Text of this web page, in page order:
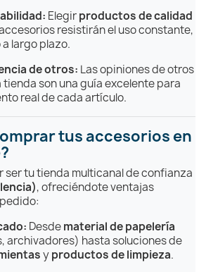
Elegirproductos de calidad
resistirán el uso constante,
largo plazo.
de otros: Las opiniones de otros
son una guía excelente para
real de cada artículo.
tus accesorios en
ser tu tienda multicanal de confianza
, ofreciéndote ventajas
Desdematerial de papelería
archivadores) hasta soluciones de
yproductos de limpieza.